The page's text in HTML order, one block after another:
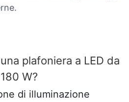
plafoniera a LED da
180 W?
di illuminazione